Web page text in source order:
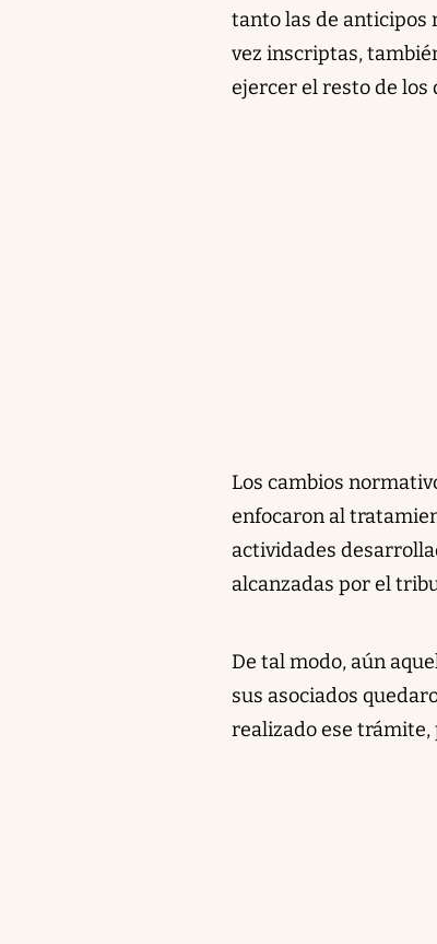
tanto las de anticipos
vez inscriptas,
ejercer el resto de los
Los cambios
enfocaron al
actividades
alcanzadas por el
De tal modo, aún
sus asociados
realizado ese trámite,